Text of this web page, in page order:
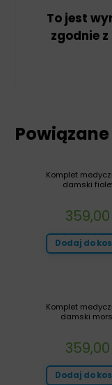
To jest
zgodnie
Komplet
damski
359,00
Dodaj do
Komplet
damski
359,00
Dodaj do